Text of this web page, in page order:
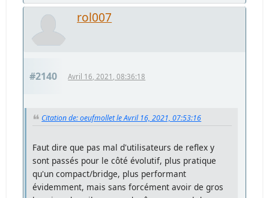
rol007
#2140 Avril 16, 2021, 08:36:18
Citation de: oeufmollet le Avril 16, 2021, 07:53:16
Faut dire que pas mal d'utilisateurs de reflex y
sont passés pour le côté évolutif, plus pratique
qu'un compact/bridge, plus performant
évidemment, mais sans forcément avoir de gros